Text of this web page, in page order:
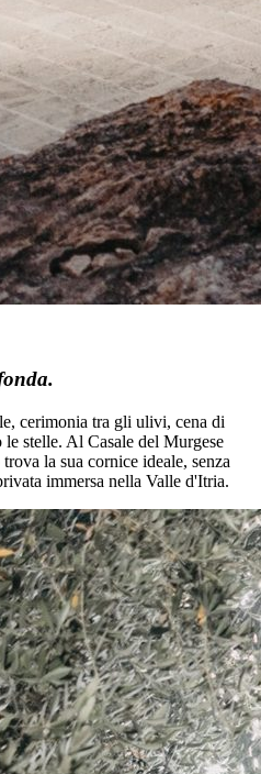
cerimonia tra gli ulivi, cena di
le stelle. Al Casale del Murgese
la sua cornice ideale, senza
immersa nella Valle d'Itria.